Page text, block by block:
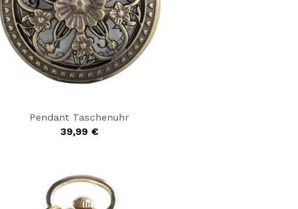
Pendant Taschenuhr
39,99 €